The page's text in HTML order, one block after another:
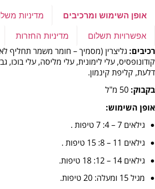
אופן השימוש ומרכיבים
מדיניות
אפשרויות תשלום
מדיניות החזרות
רכיבים: גליצרין (מסמיך – חומר משמר תחליף
קודונופסיס, עלי לימונית, עלי מליסה, עלי בוכו,
דלעת, קליפת קינמון.
בקבוק:
אופן השימוש:
גילאים 7 – 4: 7 טיפות .
גילאים 11 – 8: 15 טיפות .
גילאים 14 – 12: 18 טיפות.
מגיל 15 ומעלה: 20 טיפות.